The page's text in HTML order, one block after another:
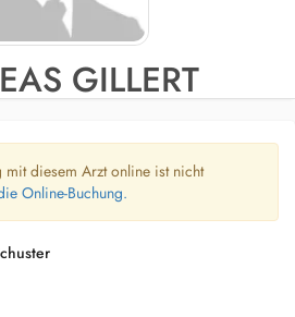
GILLERT
mit diesem Arzt online ist nicht
Online-Buchung.